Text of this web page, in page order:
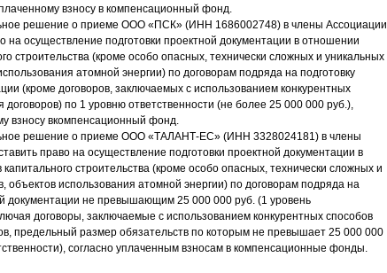
взносу в компенсационный фонд.
решение о приеме ООО «ПСК» (ИНН 1686002748) в члены Ассоциации
на осуществление подготовки проектной документации в отношении
строительства (кроме особо опасных, технически сложных и уникальных
атомной энергии) по договорам подряда на подготовку
(кроме договоров, заключаемых с использованием конкурентных
договоров) по 1 уровню ответственности (не более 25 000 000 руб.),
взносу вкомпенсационный фонд.
решение о приеме ООО «ТАЛАНТ-ЕС» (ИНН 3328024181) в члены
право на осуществление подготовки проектной документации в
строительства (кроме особо опасных, технически сложных и
объектов использования атомной энергии) по договорам подряда на
документации не превышающим 25 000 000 руб. (1 уровень
договоры, заключаемые с использованием конкурентных способов
предельный размер обязательств по которым не превышает 25 000 000
согласно уплаченным взносам в компенсационные фонды.